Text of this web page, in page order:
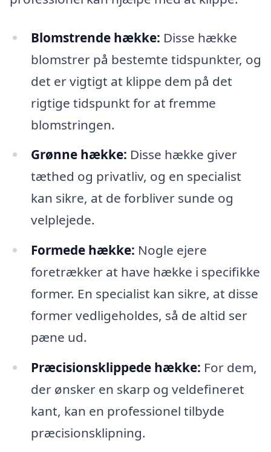
Blomstrende hække: Disse hække
blomstrer på bestemte tidspunkter, og
det er vigtigt at klippe dem på det
rigtige tidspunkt for at fremme
blomstringen.
Grønne hække: Disse hække giver
tæthed og privatliv, og en specialist
kan sikre, at de forbliver sunde og
velplejede.
Formede hække: Nogle ejere
foretrækker at have hække i specifikke
former. En specialist kan sikre, at disse
former vedligeholdes, så de altid ser
pæne ud.
Præcisionsklippede hække: For dem,
der ønsker en skarp og veldefineret
kant, kan en professionel tilbyde
præcisionsklipning.